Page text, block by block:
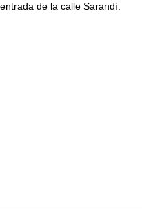
entrada de la calle Sarandí.